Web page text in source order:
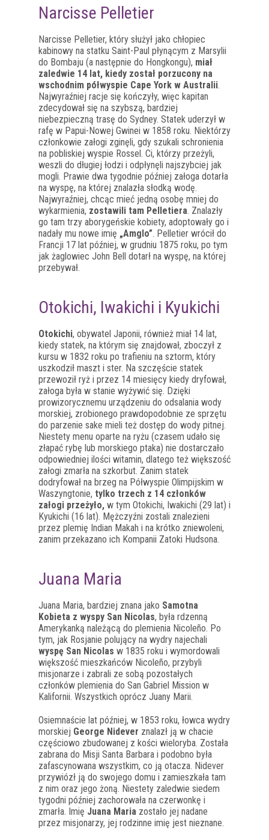
Narcisse Pelletier
Narcisse Pelletier, który służył jako chłopiec
kabinowy na statku Saint-Paul płynącym z Marsylii
do Bombaju (a następnie do Hongkongu), miał
zaledwie 14 lat, kiedy został porzucony na
wschodnim półwyspie Cape York w Australii.
Najwyraźniej racje się kończyły, więc kapitan
zdecydował się na szybszą, bardziej
niebezpieczną trasę do Sydney. Statek uderzył w
rafę w Papui-Nowej Gwinei w 1858 roku. Niektórzy
członkowie załogi zginęli, gdy szukali schronienia
na pobliskiej wyspie Rossel. Ci, którzy przeżyli,
weszli do długiej łodzi i odpłynęli najszybciej jak
mogli. Prawie dwa tygodnie później załoga dotarła
na wyspę, na której znalazła słodką wodę.
Najwyraźniej, chcąc mieć jedną osobę mniej do
wykarmienia, zostawili tam Pelletiera. Znalazły
go tam trzy aborygeńskie kobiety, adoptowały go i
nadały mu nowe imię „Amglo”. Pelletier wrócił do
Francji 17 lat później, w grudniu 1875 roku, po tym
jak żaglowiec John Bell dotarł na wyspę, na której
przebywał.
Otokichi, Iwakichi i Kyukichi
Otokichi, obywatel Japonii, również miał 14 lat,
kiedy statek, na którym się znajdował, zboczył z
kursu w 1832 roku po trafieniu na sztorm, który
uszkodził maszt i ster. Na szczęście statek
przewoził ryż i przez 14 miesięcy kiedy dryfował,
załoga była w stanie wyżywić się. Dzięki
prowizorycznemu urządzeniu do odsalania wody
morskiej, zrobionego prawdopodobnie ze sprzętu
do parzenie sake mieli też dostęp do wody pitnej.
Niestety menu oparte na ryżu (czasem udało się
złapać rybę lub morskiego ptaka) nie dostarczało
odpowiedniej ilości witamin, dlatego też większość
załogi zmarła na szkorbut. Zanim statek
dodryfował na brzeg na Półwyspie Olimpijskim w
Waszyngtonie, tylko trzech z 14 członków
załogi przeżyło, w tym Otokichi, Iwakichi (29 lat) i
Kyukichi (16 lat). Mężczyźni zostali znalezieni
przez plemię Indian Makah i na krótko zniewoleni,
zanim przekazano ich Kompanii Zatoki Hudsona.
Juana Maria
Juana Maria, bardziej znana jako Samotna
Kobieta z wyspy San Nicolas, była rdzenną
Amerykanką należącą do plemienia Nicoleño. Po
tym, jak Rosjanie polujący na wydry najechali
wyspę San Nicolas w 1835 roku i wymordowali
większość mieszkańców Nicoleño, przybyli
misjonarze i zabrali ze sobą pozostałych
członków plemienia do San Gabriel Mission w
Kalifornii. Wszystkich oprócz Juany Marii.
Osiemnaście lat później, w 1853 roku, łowca wydry
morskiej George Nidever znalazł ją w chacie
częściowo zbudowanej z kości wieloryba. Została
zabrana do Misji Santa Barbara i podobno była
zafascynowana wszystkim, co ją otacza. Nidever
przywiózł ją do swojego domu i zamieszkała tam
z nim oraz jego żoną. Niestety zaledwie siedem
tygodni później zachorowała na czerwonkę i
zmarła. Imię Juana Maria zostało jej nadane
przez misjonarzy, jej rodzinne imię jest nieznane.